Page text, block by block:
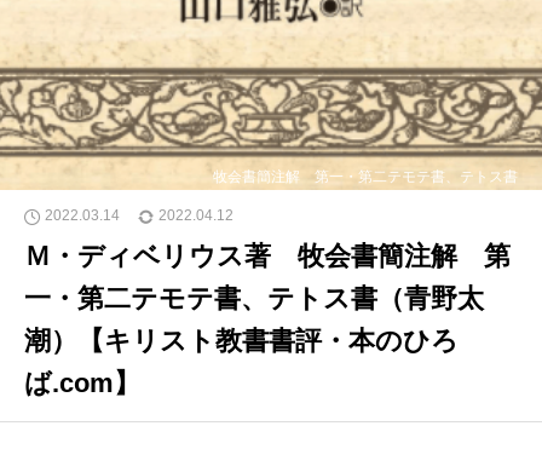
牧会書簡注解 第一・第二テモテ書、テトス書
2022.03.14 2022.04.12
Ｍ・ディベリウス著 牧会書簡注解 第
一・第二テモテ書、テトス書（青野太
潮）【キリスト教書書評・本のひろ
ば.com】